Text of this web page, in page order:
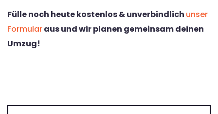
Fülle noch heute kostenlos & unverbindlich unser
Formularaus und wir planen gemeinsam deinen
Umzug!